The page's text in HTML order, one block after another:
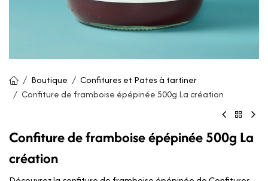
Boutique
Confitures et Pates à tartiner
Confiture de framboise épépinée 500g La création
Confiture de framboise épépinée 500g La
création